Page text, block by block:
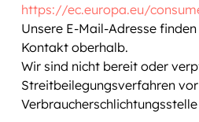
https://ec.europa.eu/
Unsere E-Mail-Adresse
Kontakt oberhalb.
Wir sind nicht bereit oder
Streitbeilegungsverfahren